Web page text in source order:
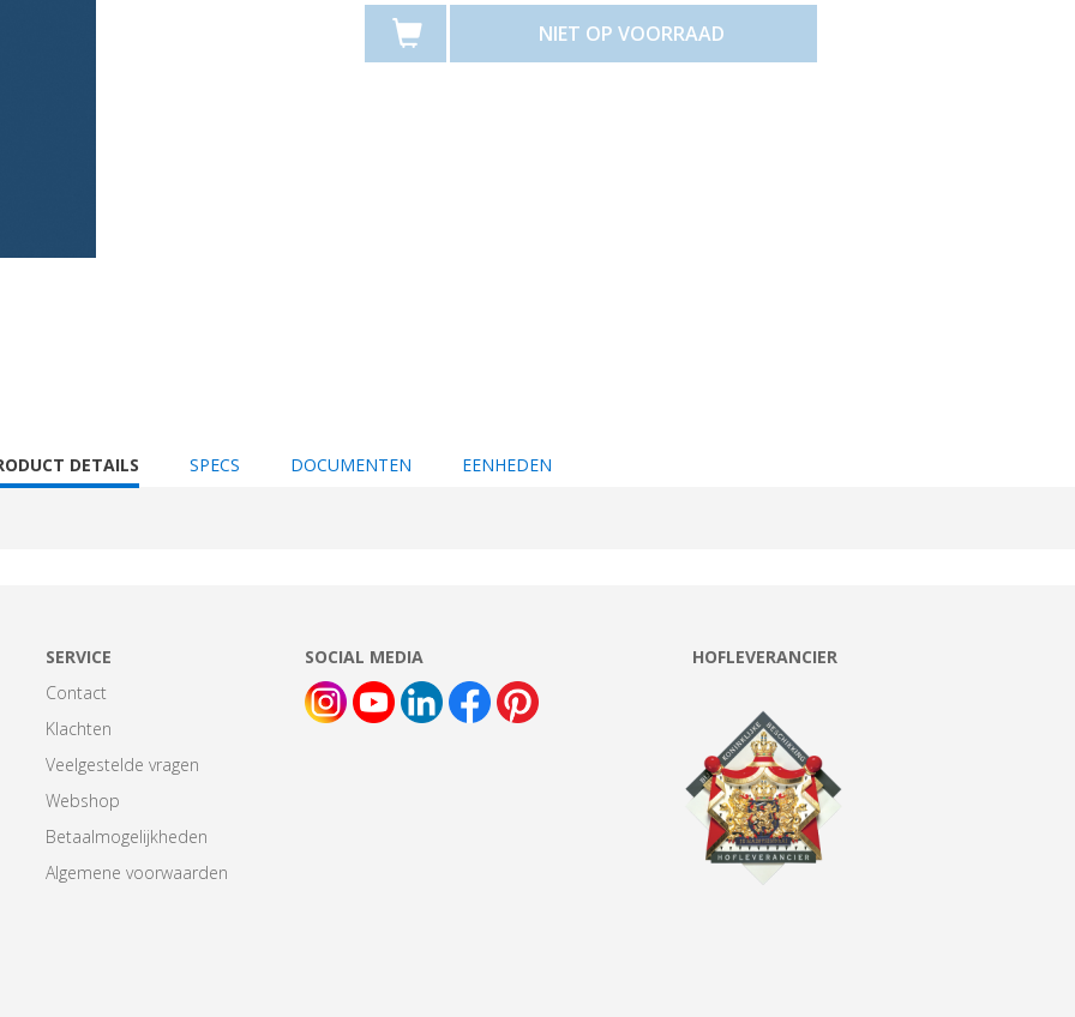
NIET OP VOORRAAD
DETAILS SPECS DOCUMENTEN EENHEDEN
SERVICE
Contact
Klachten
Veelgestelde vragen
Webshop
Betaalmogelijkheden
Algemene voorwaarden
SOCIAL MEDIA HOFLEVERANCIER